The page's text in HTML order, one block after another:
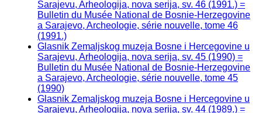
Sarajevu, Arheologija, nova serija, sv. 46 (1991.) =
Bulletin du Musée National de Bosnie-Herzegovine
a Sarajevo, Archeologie, série nouvelle, tome 46
(1991.)
Glasnik Zemaljskog muzeja Bosne i Hercegovine u
Sarajevu, Arheologija, nova serija, sv. 45 (1990) =
Bulletin du Musée National de Bosnie-Herzegovine
a Sarajevo, Archeologie, série nouvelle, tome 45
(1990)
Glasnik Zemaljskog muzeja Bosne i Hercegovine u
Sarajevu, Arheologija, nova serija, sv. 44 (1989.) =